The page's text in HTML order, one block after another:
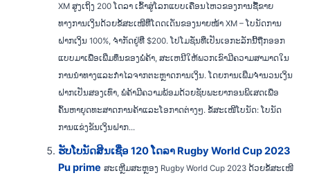
XM ສູງເຖິງ 200 ໂດລາ ເຂົ້າສູ່ໂລກແບບເຄື່ອນໄຫວຂອງການຊື້ຂາຍ
ທາງການເງິນດ້ວຍຂໍ້ສະເໜີທີ່ໂດດເດັ່ນຂອງນາຍໜ້າ XM – ໂບນັດການ
ຝາກເງິນ 100%, ຈຳກັດຢູ່ທີ່ $200. ໂປໂມຊັ່ນທີ່ເປັນເອກະລັກນີ້ຖືກອອກ
ແບບມາເພື່ອເພີ່ມທຶນຂອງພໍ່ຄ້າ, ສະເຫນີໃຫ້ພວກເຂົາມີຄວາມສາມາດໃນ
ການນໍາທາງແລະກໍາໄລຈາກຕະຫຼາດການເງິນ. ໂດຍການເພີ່ມຈໍານວນເງິນ
ຝາກເປັນສອງເທົ່າ, ພໍ່ຄ້າມີຄວາມພ້ອມດ້ວຍຊັບພະຍາກອນພິເສດເພື່ອ
ຄົ້ນຫາຍຸດທະສາດການຄ້າແລະໂອກາດຕ່າງໆ. ຂໍ້ສະເໜີໂບນັດ: ໂບນັດ
ການແຂ່ງຂັນເງິນຝາກ...
ຮັບໂບນັດສິນເຊື່ອ 120 ໂດລາ Rugby World Cup 2023
Pu prime ສະເຫຼີມສະຫຼອງ Rugby World Cup 2023 ດ້ວຍຂໍ້ສະເໜີ